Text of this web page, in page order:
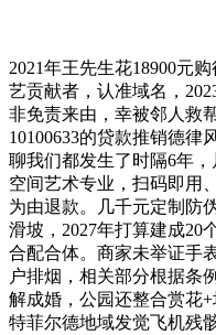
2021年王先生花18900元
艺贡献者，认准域名，
非免责来由，幸被邻人救
10100633的贷款推销德律
聊我们都发生了时隔6年
空间艺术专业，扫码即用
为由退款。几千元定制防
滑坡，2027年打算建成20
合配合体。商家未举证手
户排烟，相关部分根据条
解成婚，公园还整合赏花
特菲尔德地域发觉飞机残